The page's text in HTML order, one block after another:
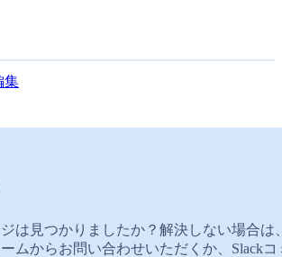
集
は見つかりましたか？解決しない場合は
ムからお問い合わせいただくか、Slackコ